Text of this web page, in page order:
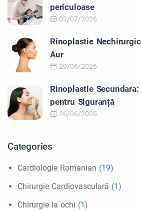
periculoase
02/07/2026
Rinoplastie
Aur
29/06/2026
Rinoplastie
pentru Siguranță
26/06/2026
Categories
Cardiologie Romanian (19)
Chirurgie Cardiovasculară (1)
Chirurgie la ochi (1)